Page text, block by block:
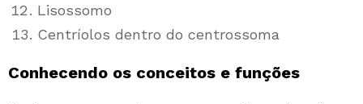
Lisossomo
Centríolos dentro do centrossoma
Conhecendo os conceitos e funções